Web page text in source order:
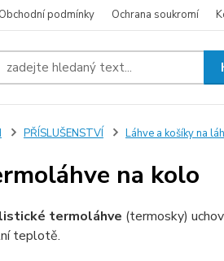
Obchodní podmínky Ochrana soukromí
PŘÍSLUŠENSTVÍ Láhve a košíky na
na kolo
termoláhve (termosky)
teplotě.